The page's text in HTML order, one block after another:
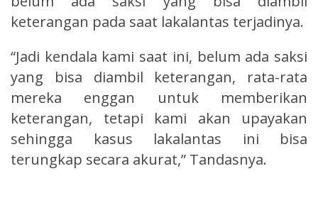
keterangan pada saat lakalantas terjadinya.
“Jadi kendala kami saat ini, belum ada saksi
yang bisa diambil keterangan, rata-rata
mereka enggan untuk memberikan
keterangan, tetapi kami akan upayakan
sehingga kasus lakalantas ini bisa
terungkap secara akurat,” Tandasnya.